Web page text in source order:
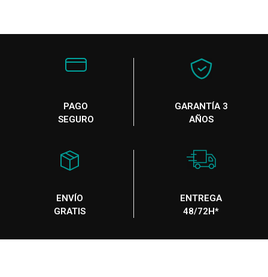
ENVÍO
GRATIS
PAGO
SEGURO
ENTREGA
48/72H*
GARANTÍA 3
AÑOS